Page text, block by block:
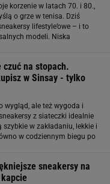
korzenie w latach 70. i 80.,
o grze w tenisa. Dziś
lifestyle’owe – i to
modeli. Niska
czuć na stopach.
w Sinsay - tylko
wygląd, ale też wygoda i
z siateczki idealnie
w zakładaniu, lekkie i
w codziennym biegu po
sneakersy na